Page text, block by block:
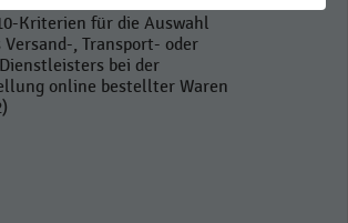
Kriterien für die Auswahl
Versand-, Transport- oder
bei der
online bestellter Waren